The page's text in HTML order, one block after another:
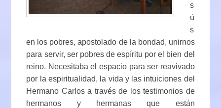
s
ú
s
en los pobres, apostolado de la bondad, unirnos
para servir, ser pobres de espíritu por el bien del
reino. Necesitaba el espacio para ser reavivado
por la espiritualidad, la vida y las intuiciones del
Hermano Carlos a través de los testimonios de
hermanos y hermanas que están